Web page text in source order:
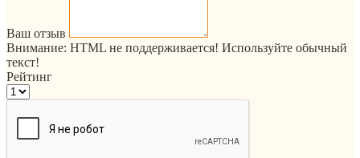
Ваш отзыв
Внимание: HTML не поддерживается! Используйте обычный
текст!
Рейтинг